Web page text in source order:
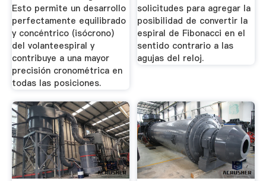
Esto permite un desarrollo
perfectamente equilibrado
y concéntrico (isócrono)
del volanteespiral y
contribuye a una mayor
precisión cronométrica en
todas las posiciones.
solicitudes para agregar la
posibilidad de convertir la
espiral de Fibonacci en el
sentido contrario a las
agujas del reloj.